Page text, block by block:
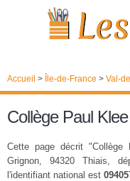
Accueil > Île-de-France > Val-
Collège Paul Klee
Cette page décrit
Grignon, 94320 Thiais,
l'identifiant national est